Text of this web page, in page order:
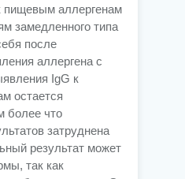
пищевым аллергенам
замедленного типа
после
аллергена с
IgG к
остается
более что
затруднена
результат может
так как